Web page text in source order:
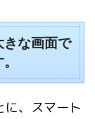
きな画面で
に、スマート